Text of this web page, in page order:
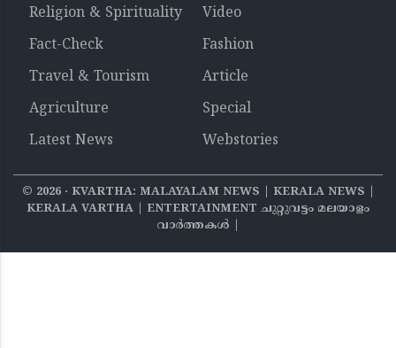
Religion & Spirituality
Video
Fact-Check
Fashion
Travel & Tourism
Article
Agriculture
Special
Latest News
Webstories
© 2026‧ KVARTHA: MALAYALAM NEWS | KERALA NEWS |
KERALA VARTHA | ENTERTAINMENT ചുറ്റുവട്ടം മലയാളം
വാര്‍ത്തകൾ |